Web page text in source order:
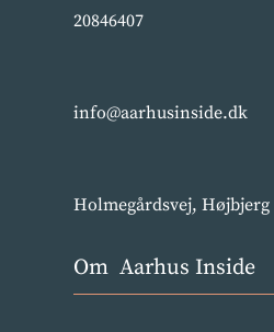
20846407
info@aarhusinside.dk
Holmegårdsvej, Højbjerg
Om Aarhus Inside